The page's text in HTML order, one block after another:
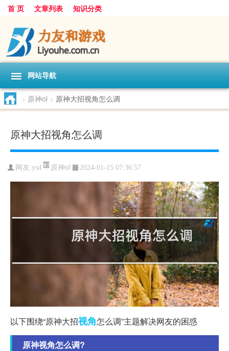
首 页 文章列表 知识分类
网站导航
> 原神ol > 原神大招视角怎么调
原神大招视角怎么调
网友:ysd 原神ol 2024-01-15 07:36:57
以下围绕“原神大招视角怎么调”主题解决网友的困惑
原神视角怎么调?